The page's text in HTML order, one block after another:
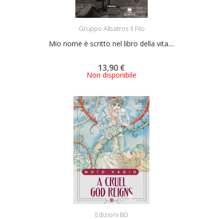
Gruppo Albatros Il Filo
Mio nome è scritto nel libro della vita....
13,90 €
Non disponibile
Edizioni BD